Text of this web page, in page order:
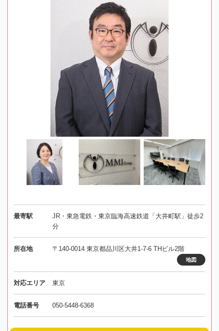
最寄駅
JR・東急電鉄・東京臨海高速鉄道「大井町駅」徒歩2
分
所在地 〒140-0014 東京都品川区大井1-7-6 THビル2階
地図
対応エリア 東京
電話番号 050-5448-6368